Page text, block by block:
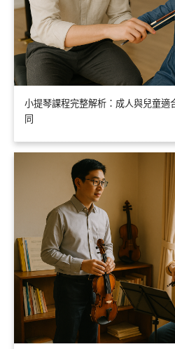
小提琴課程完整解析：成人與兒童適
同